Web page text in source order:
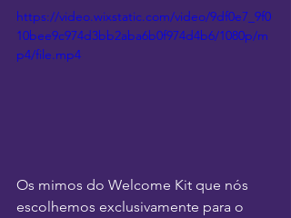
https://video.wixstatic.com/video/9df0e7_9f0
10bee9c974d3bb2aba6b0f974d4b6/1080p/m
p4/file.mp4
Os mimos do Welcome Kit que nós
escolhemos exclusivamente para o